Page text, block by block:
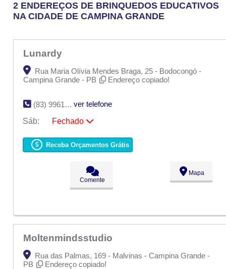
2 ENDEREÇOS DE BRINQUEDOS EDUCATIVOS
NA CIDADE DE CAMPINA GRANDE
Lunardy
Rua Maria Olívia Mendes Braga, 25 - Bodocongó -
Campina Grande - PB
Endereço copiado!
(83) 9961-3884
ver telefone
Sáb:
Fechado
Ter:
09:00 - 18:00
Qua:
09:00 - 18:00
09:00 - 18:00
Fechado
Fechado
Receba Orçamentos Grátis
Comente
Mapa
Moltenmindsstudio
Rua das Palmas, 169 - Malvinas - Campina Grande -
PB
Endereço copiado!